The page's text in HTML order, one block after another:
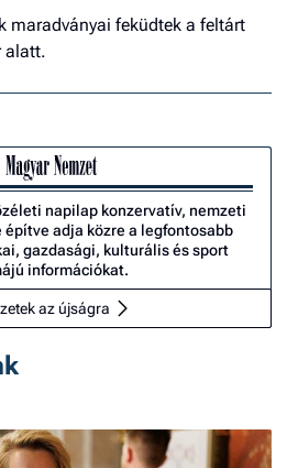
maradványai feküdtek a feltárt
alatt.
napilap konzervatív, nemzeti
adja közre a legfontosabb
gazdasági, kulturális és sport
információkat.
az újságra